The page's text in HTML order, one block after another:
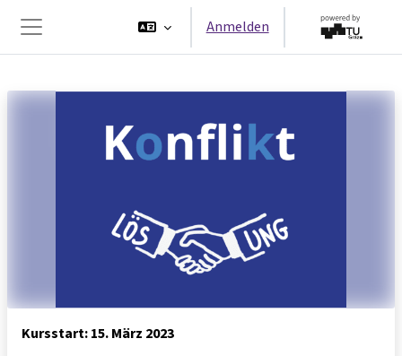
Website-Übersicht
Anmelden
Kursstart: 15. März 2023